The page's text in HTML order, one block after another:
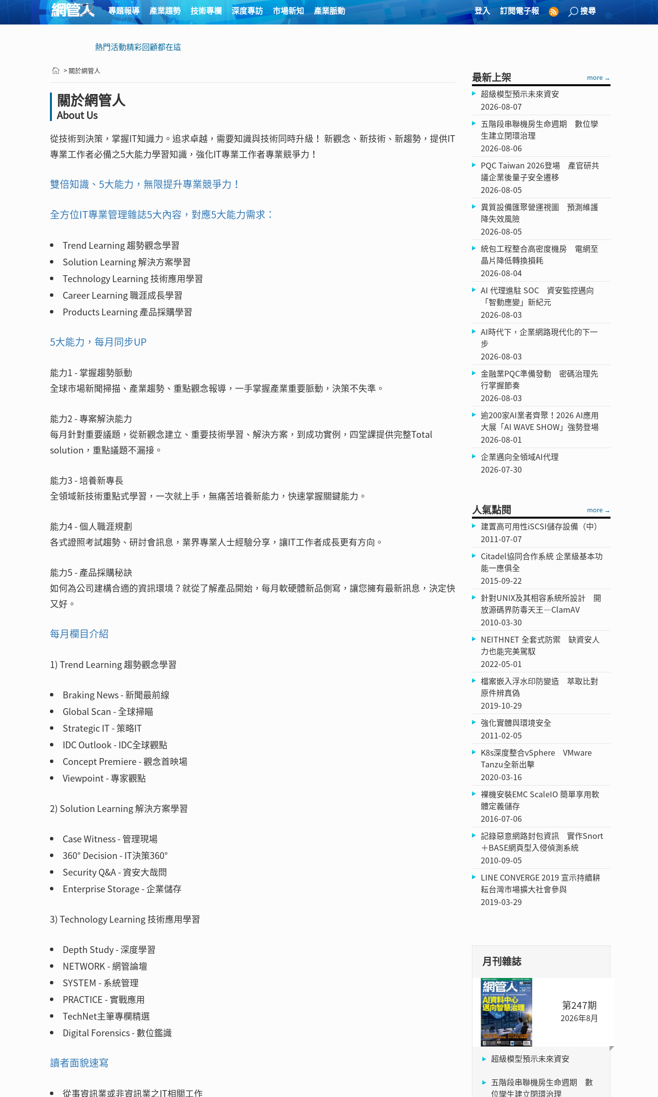
專題報導 產業趨勢 技術專欄 深度專訪 市場新知 產業脈動 登入 訂閱電子報 搜尋
熱門活動精彩回顧都在這
> 關於網管人
關於網管人
About Us
從技術到決策，掌握IT知識力。追求卓越，需要知識與技術同時升級！ 新觀念、新技術、新趨勢，提供IT
專業工作者必備之5大能力學習知識，強化IT專業工作者專業競爭力！
雙倍知識、5大能力，無限提升專業競爭力！
全方位IT專業管理雜誌5大內容，對應5大能力需求：
Trend Learning 趨勢觀念學習
Solution Learning 解決方案學習
Technology Learning 技術應用學習
Career Learning 職涯成長學習
Products Learning 產品採購學習
5大能力，每月同步UP
能力1 - 掌握趨勢脈動
全球市場新聞掃描、產業趨勢、重點觀念報導，一手掌握產業重要脈動，決策不失準。
能力2 - 專案解決能力
每月針對重要議題，從新觀念建立、重要技術學習、解決方案，到成功實例，四堂課提供完整Total
solution，重點議題不漏接。
能力3 - 培養新專長
全領域新技術重點式學習，一次就上手，無痛苦培養新能力，快速掌握關鍵能力。
能力4 - 個人職涯規劃
各式證照考試趨勢、研討會訊息，業界專業人士經驗分享，讓IT工作者成長更有方向。
能力5 - 產品採購秘訣
如何為公司建構合適的資訊環境？就從了解產品開始，每月軟硬體新品側寫，讓您擁有最新訊息，決定快
又好。
每月欄目介紹
1) Trend Learning 趨勢觀念學習
Braking News - 新聞最前線
Global Scan - 全球掃瞄
Strategic IT - 策略IT
IDC Outlook - IDC全球觀點
Concept Premiere - 觀念首映場
Viewpoint - 專家觀點
2) Solution Learning 解決方案學習
Case Witness - 管理現場
360° Decision - IT決策360°
Security Q&A - 資安大哉問
Enterprise Storage - 企業儲存
3) Technology Learning 技術應用學習
Depth Study - 深度學習
NETWORK - 網管論壇
SYSTEM - 系統管理
PRACTICE - 實戰應用
TechNet主筆專欄精選
Digital Forensics - 數位鑑識
讀者面貌速寫
從事資訊業或非資訊業之IT相關工作
最新上架 more →
超級模型預示未來資安
2026-08-07
五階段串聯機房生命週期 數位孿
生建立閉環治理
2026-08-06
PQC Taiwan 2026登場 產官研共
議企業後量子安全遷移
2026-08-05
異質設備匯聚營運視圖 預測維護
降失效風險
2026-08-05
統包工程整合高密度機房 電網至
晶片降低轉換損耗
2026-08-04
AI 代理進駐 SOC 資安監控邁向
「智動應變」新紀元
2026-08-03
AI時代下，企業網路現代化的下一
步
2026-08-03
金融業PQC準備發動 密碼治理先
行掌握節奏
2026-08-03
逾200家AI業者齊聚！2026 AI應用
大展「AI WAVE SHOW」強勢登場
2026-08-01
企業邁向全領域AI代理
2026-07-30
人氣點閱 more →
建置高可用性iSCSI儲存設備（中）
2011-07-07
Citadel協同合作系統 企業級基本功
能一應俱全
2015-09-22
針對UNIX及其相容系統所設計 開
放源碼界防毒天王—ClamAV
2010-03-30
NEITHNET 全套式防禦 缺資安人
力也能完美駕馭
2022-05-01
檔案嵌入浮水印防變造 萃取比對
原件辨真偽
2019-10-29
強化實體與環境安全
2011-02-05
K8s深度整合vSphere VMware
Tanzu全新出擊
2020-03-16
裸機安裝EMC ScaleIO 簡單享用軟
體定義儲存
2016-07-06
記錄惡意網路封包資訊 實作Snort
＋BASE網頁型入侵偵測系統
2010-09-05
LINE CONVERGE 2019 宣示持續耕
耘台灣市場擴大社會參與
2019-03-29
月刊雜誌
第247期
2026年8月
超級模型預示未來資安
五階段串聯機房生命週期 數
位孿生建立閉環治理